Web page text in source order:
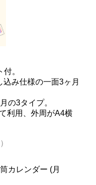
。
み仕様の一面3ヶ月
の3タイプ。
利用、外周がA4横
カレンダー (月